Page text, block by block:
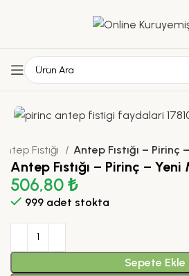
Fıstığı Antep Fıstığı –
Antep Fıstığı – Pirinç –
506,80₺
999 adet stokta
Sepete Ekle